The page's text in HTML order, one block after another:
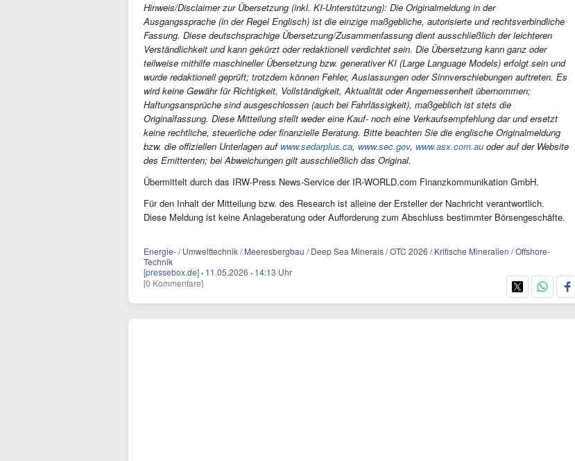
Hinweis/Disclaimer zur Übersetzung (inkl. KI-Unterstützung): Die Originalmeldung in der
Ausgangssprache (in der Regel Englisch) ist die einzige maßgebliche, autorisierte und rechtsverbindliche
Fassung. Diese deutschsprachige Übersetzung/Zusammenfassung dient ausschließlich der leichteren
Verständlichkeit und kann gekürzt oder redaktionell verdichtet sein. Die Übersetzung kann ganz oder
teilweise mithilfe maschineller Übersetzung bzw. generativer KI (Large Language Models) erfolgt sein und
wurde redaktionell geprüft; trotzdem können Fehler, Auslassungen oder Sinnverschiebungen auftreten. Es
wird keine Gewähr für Richtigkeit, Vollständigkeit, Aktualität oder Angemessenheit übernommen;
Haftungsansprüche sind ausgeschlossen (auch bei Fahrlässigkeit), maßgeblich ist stets die
Originalfassung. Diese Mitteilung stellt weder eine Kauf- noch eine Verkaufsempfehlung dar und ersetzt
keine rechtliche, steuerliche oder finanzielle Beratung. Bitte beachten Sie die englische Originalmeldung
bzw. die offiziellen Unterlagen auf www.sedarplus.ca, www.sec.gov, www.asx.com.au oder auf der Website
des Emittenten; bei Abweichungen gilt ausschließlich das Original.
Übermittelt durch das IRW-Press News-Service der IR-WORLD.com Finanzkommunikation GmbH.
Für den Inhalt der Mitteilung bzw. des Research ist alleine der Ersteller der Nachricht verantwortlich.
Diese Meldung ist keine Anlageberatung oder Aufforderung zum Abschluss bestimmter Börsengeschäfte.
Energie- / Umwelttechnik / Meeresbergbau / Deep Sea Minerals / OTC 2026 / Kritische Mineralien / Offshore-
Technik
[pressebox.de] · 11.05.2026 · 14:13 Uhr
[0 Kommentare]